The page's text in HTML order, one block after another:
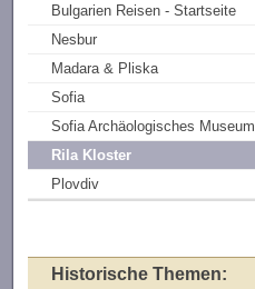
Bulgarien Reisen - Startseite
Nesbur
Madara & Pliska
Sofia
Sofia Archäologisches Museum
Rila Kloster
Plovdiv
Historische Themen: